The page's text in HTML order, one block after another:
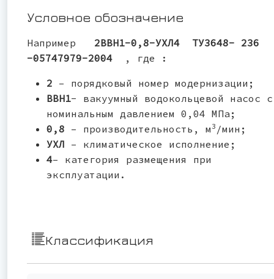
Условное обозначение
Например 2ВВН1-0,8-УХЛ4 ТУ3648- 236
-05747979-2004 , где :
2 – порядковый номер модернизации;
ВВН1- вакуумный водокольцевой насос с
номинальным давлением 0,04 МПа;
0,8 – производительность, м3 /мин;
УХЛ – климатическое исполнение;
4– категория размещения при
эксплуатации.
Классификация